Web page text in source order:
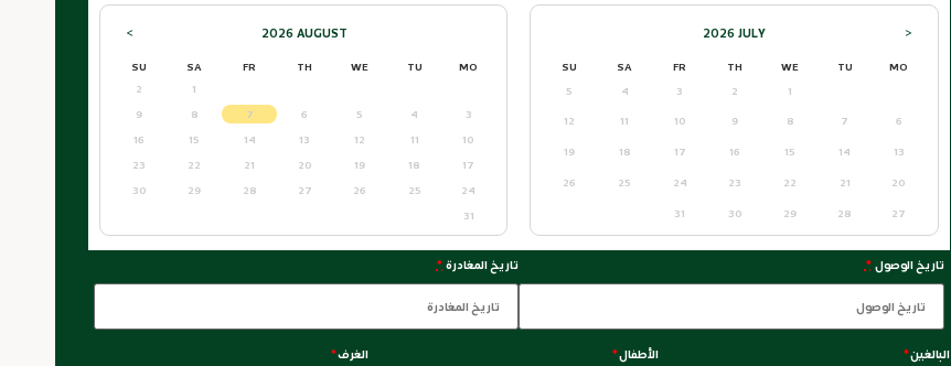
<
JULY
2026
MO
TU
WE
TH
FR
SA
SU
1
2
3
4
5
6
7
8
9
10
11
12
13
14
15
16
17
18
19
20
21
22
23
24
25
26
27
28
29
30
31
AUGUST
2026
>
MO
TU
WE
TH
FR
SA
SU
1
2
3
4
5
6
7
8
9
10
11
12
13
14
15
16
17
18
19
20
21
22
23
24
25
26
27
28
29
30
31
تاريخ الوصول* تاريخ المغادرة*
البالغين* الأطفال* الغرف*